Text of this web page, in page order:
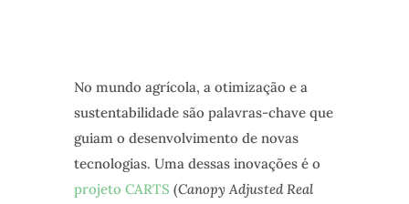
No mundo agrícola, a otimização e a
sustentabilidade são palavras-chave que
guiam o desenvolvimento de novas
tecnologias. Uma dessas inovações é o
projeto CARTS (Canopy Adjusted Real